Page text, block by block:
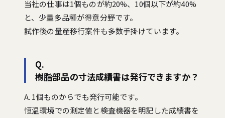
当社の仕事は1個ものが約20%、10個以下が約40%
と、少量多品種が得意分野です。
試作後の量産移行案件も多数手掛けています。
Q.
樹脂部品の寸法成績書は発行できますか？
A. 1個ものからでも発行可能です。
恒温環境での測定値と検査機器を明記した成績書を